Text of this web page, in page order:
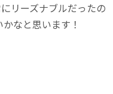
リーズナブルだったの
なと思います！